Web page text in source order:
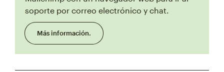
soporte por correo electrónico y chat.
Más información.